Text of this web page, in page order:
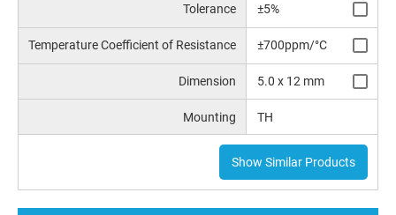
Tolerance ±5%
Temperature Coefficient of Resistance ±700ppm/°C
Dimension 5.0 x 12 mm
Mounting TH
Show Similar Products